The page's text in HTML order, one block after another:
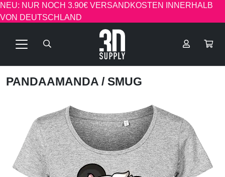
NEU: NUR NOCH 3.90€ VERSANDKOSTEN INNERHALB
VON DEUTSCHLAND
PANDAAMANDA / SMUG